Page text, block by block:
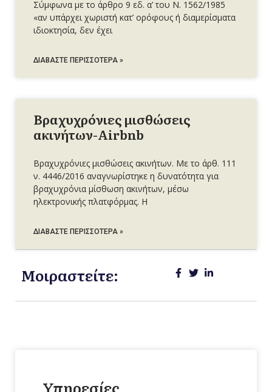
Σύμφωνα με το άρθρο 9 εδ. α’ του Ν. 1562/1985
«αν υπάρχει χωριστή κατ’ ορόφους ή διαμερίσματα
ιδιοκτησία, δεν έχει
ΔΙΑΒΆΣΤΕ ΠΕΡΙΣΣΌΤΕΡΑ »
Βραχυχρόνιες μισθώσεις
ακινήτων-Airbnb
Βραχυχρόνιες μισθώσεις ακινήτων. Με το άρθ. 111
ν. 4446/2016 αναγνωρίστηκε η δυνατότητα για
βραχυχρόνια μίσθωση ακινήτων, μέσω
ηλεκτρονικής πλατφόρμας. Η
ΔΙΑΒΆΣΤΕ ΠΕΡΙΣΣΌΤΕΡΑ »
Μοιραστείτε:
Υπηρεσίες